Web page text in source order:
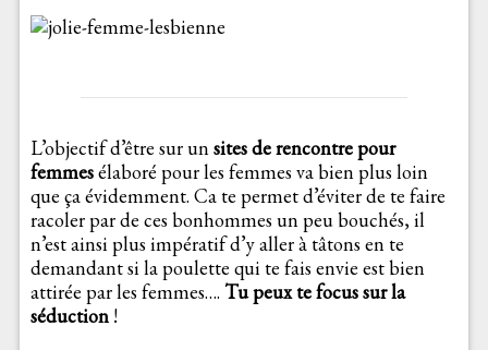
L’objectif d’être sur unsites de rencontre pour
femmesélaboré pour les femmes va bien plus loin
que ça évidemment. Ca te permet d’éviter de te faire
racoler par de ces bonhommes un peu bouchés, il
n’est ainsi plus impératif d’y aller à tâtons en te
demandant si la poulette qui te fais envie est bien
attirée par les femmes…. Tu peux te focus sur la
séduction!